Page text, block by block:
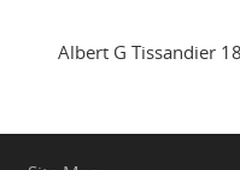
Albert G Tissandier